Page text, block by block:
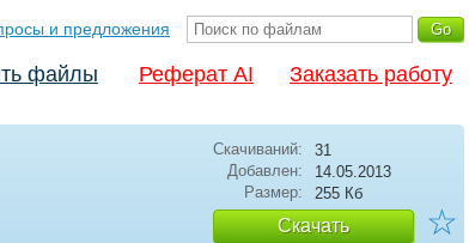
и предложения
файлы Реферат AI Заказать работу
Скачиваний:
31
Добавлен:
14.05.2013
Размер:
255 Кб
Скачать ☆